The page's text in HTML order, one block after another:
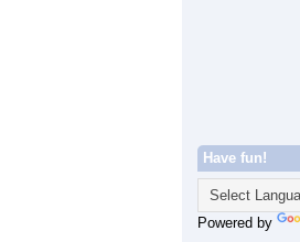
Have fun!
Powered by